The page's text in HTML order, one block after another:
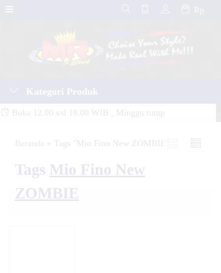
Rp
Kategori Produk
Buka 12.00 s/d 18.00 WIB , Minggu tutup
Beranda » Tags "Mio Fino New ZOMBIE"
Tags Mio Fino New
ZOMBIE